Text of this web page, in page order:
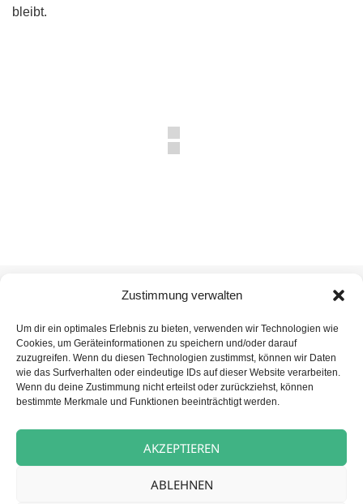
Zustimmung verwalten
Um dir ein optimales Erlebnis zu bieten, verwenden wir Technologien wie
Cookies, um Geräteinformationen zu speichern und/oder darauf
zuzugreifen. Wenn du diesen Technologien zustimmst, können wir Daten
wie das Surfverhalten oder eindeutige IDs auf dieser Website verarbeiten.
Wenn du deine Zustimmung nicht erteilst oder zurückziehst, können
bestimmte Merkmale und Funktionen beeinträchtigt werden.
AKZEPTIEREN
ABLEHNEN
bleibt.
9. Dezember 2025 carpe diem News Kategorien
Beitragsnavigation
VORHERIGER
Vorheriger
Der Nikolaus besuchte unseren
NÄCHSTER
Nikolausbesuch in der Tagespflege